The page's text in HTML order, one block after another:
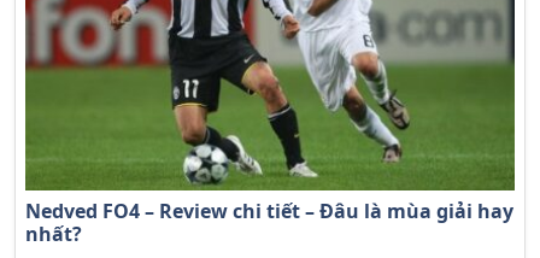
Nedved FO4 – Review chi tiết – Đâu là mùa giải hay
nhất?